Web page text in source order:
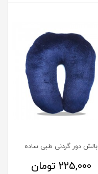
بالش دور گردنی طبی ساده
225,000 تومان